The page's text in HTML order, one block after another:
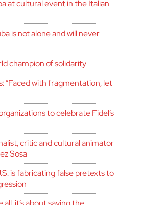
at cultural event in the Italian
is not alone and will never
champion of solidarity
“Faced with fragmentation, let
to celebrate Fidel’s
critic and cultural animator
Sosa
is fabricating false pretexts to